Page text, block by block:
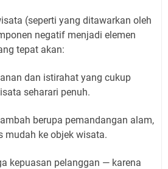
(seperti yang ditawarkan oleh
negatif menjadi elemen
tepat akan:
dan istirahat yang cukup
seharari penuh.
berupa pemandangan alam,
mudah ke objek wisata.
kepuasan pelanggan — karena